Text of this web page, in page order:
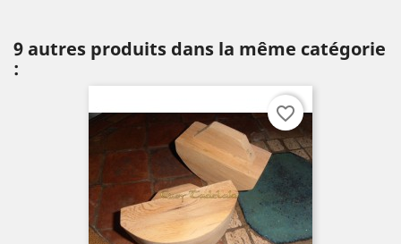
9 autres produits dans la même catégorie
:
favorite_border